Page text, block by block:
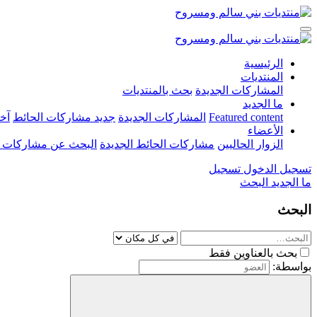
الرئيسية
المنتديات
المشاركات الجديدة بحث بالمنتديات
ما الجديد
Featured content المشاركات الجديدة جديد مشاركات الحائط
الأعضاء
الزوار الحاليين مشاركات الحائط الجديدة البحث عن
تسجيل الدخول تسجيل
ما الجديد البحث
البحث
بحث بالعناوين فقط
بواسطة: